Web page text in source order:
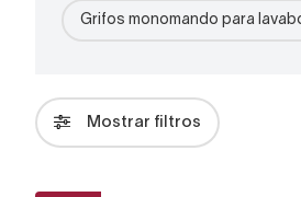
Grifos monomando para
Mostrar filtros